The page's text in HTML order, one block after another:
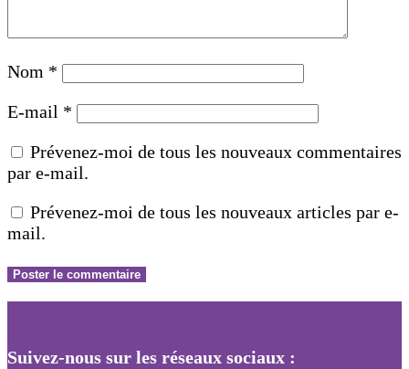
Nom *
E-mail *
Prévenez-moi de tous les nouveaux commentaires
par e-mail.
Prévenez-moi de tous les nouveaux articles par e-
mail.
Suivez-nous sur les réseaux sociaux :